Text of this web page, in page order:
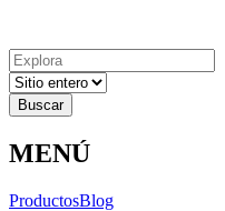
Resultados
para
MENÚ
ProductosBlog